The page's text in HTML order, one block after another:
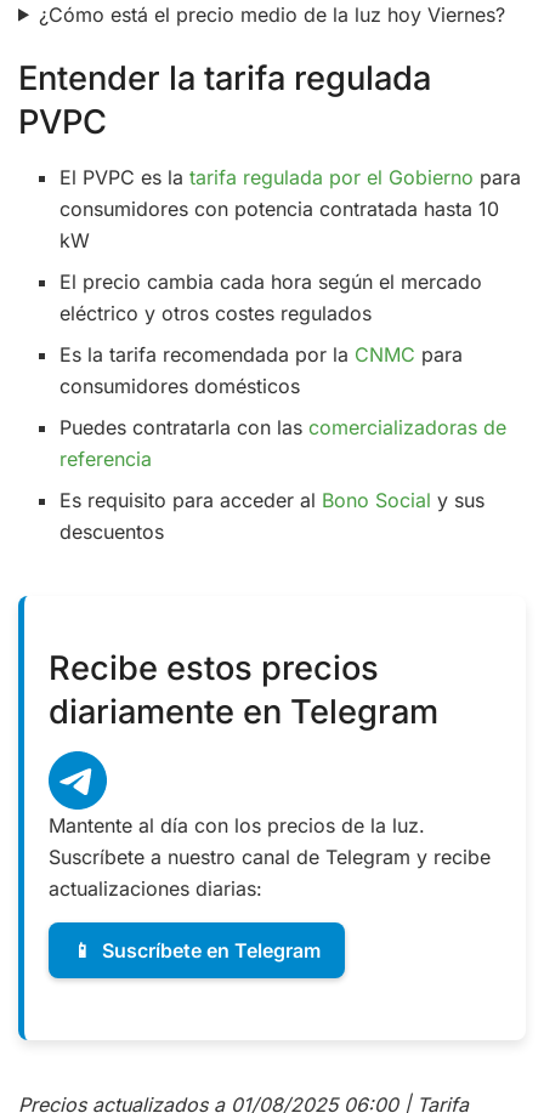
¿Cómo está el precio medio de la luz hoy Viernes?
Entender la tarifa regulada
PVPC
El PVPC es latarifa regulada por el Gobierno para
consumidores con potencia contratada hasta 10
kW
El precio cambia cada hora según el mercado
eléctrico y otros costes regulados
Es la tarifa recomendada por la CNMC para
consumidores domésticos
Puedes contratarla con lascomercializadoras de
referencia
Es requisito para acceder al Bono Social y sus
descuentos
Recibe estos precios
diariamente en Telegram
Mantente al día con los precios de la luz.
Suscríbete a nuestro canal de Telegram y recibe
actualizaciones diarias:
📱 Suscríbete en Telegram
Precios actualizados a 01/08/2025 06:00 | Tarifa